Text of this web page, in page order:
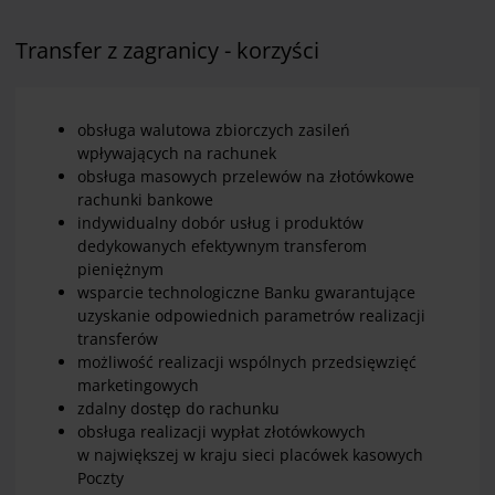
Transfer z zagranicy - korzyści
obsługa walutowa zbiorczych zasileń
wpływających na rachunek
obsługa masowych przelewów na złotówkowe
rachunki bankowe
indywidualny dobór usług i produktów
dedykowanych efektywnym transferom
pieniężnym
wsparcie technologiczne Banku gwarantujące
uzyskanie odpowiednich parametrów realizacji
transferów
możliwość realizacji wspólnych przedsięwzięć
marketingowych
zdalny dostęp do rachunku
obsługa realizacji wypłat złotówkowych
w największej w kraju sieci placówek kasowych
Poczty